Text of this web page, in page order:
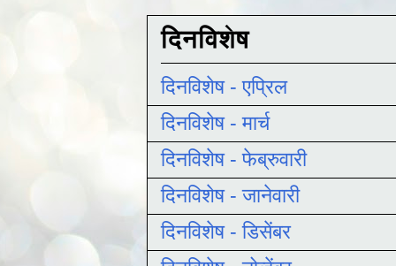
दिनविशेष
दिनविशेष - एप्रिल
दिनविशेष - मार्च
दिनविशेष - फेब्रुवारी
दिनविशेष - जानेवारी
दिनविशेष - डिसेंबर